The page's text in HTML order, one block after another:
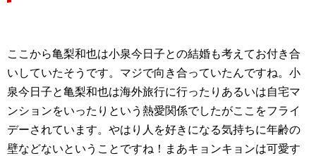
ここから亀梨和也は小泉今日子との結婚も考えてお付き合
いしていたそうです。マジで向き合っていたんですね。小
泉今日子と亀梨和也は海外旅行に行ったりあるいは自宅マ
ンションをいったりという熱愛関係でしたがここをフライ
デーされています。やはり人を好きになる気持ちに年齢の
壁などないということですね！まあキョンキョンは可愛す